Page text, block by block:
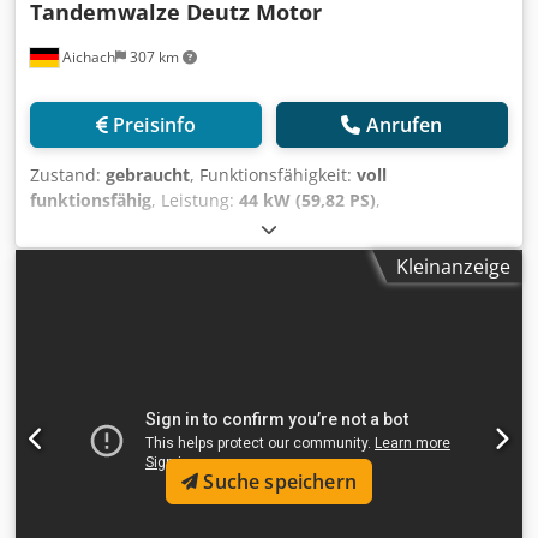
Aichach 307 km
Tandemwalze Deutz Motor
Preisinfo Anrufen
Zustand: gebraucht, Funktionsfähigkeit: voll
funktionsfähig, Leistung: 44 kW (59,82 PS),
, Baujahr:
Antares DS Tandemwalze Baujahr 2000 Dedpfx Acsx
Ebklopjck 1300 h ca. 4800 kg 44KW Deutz Motor 4 Zylinder
Kleinanzeige
Suche speichern